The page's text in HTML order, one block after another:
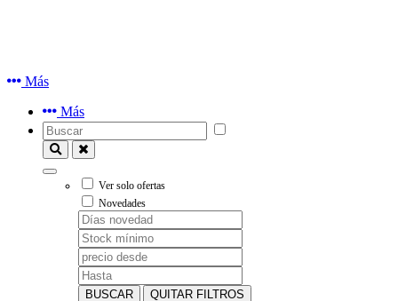
Más
Más
Ver solo ofertas
Novedades
BUSCAR QUITAR FILTROS